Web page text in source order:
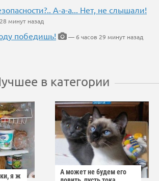
А-а-а... Нет, не слышали!
минут назад
победишь! — 6 часов 29 минут назад
в категории
я ж
А может не будем его